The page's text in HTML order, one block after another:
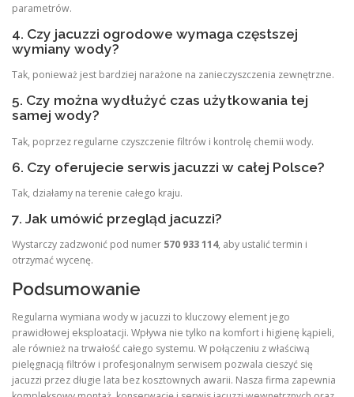
parametrów.
4. Czy jacuzzi ogrodowe wymaga częstszej
wymiany wody?
Tak, ponieważ jest bardziej narażone na zanieczyszczenia zewnętrzne.
5. Czy można wydłużyć czas użytkowania tej
samej wody?
Tak, poprzez regularne czyszczenie filtrów i kontrolę chemii wody.
6. Czy oferujecie serwis jacuzzi w całej Polsce?
Tak, działamy na terenie całego kraju.
7. Jak umówić przegląd jacuzzi?
Wystarczy zadzwonić pod numer 570 933 114, aby ustalić termin i
otrzymać wycenę.
Podsumowanie
Regularna wymiana wody w jacuzzi to kluczowy element jego
prawidłowej eksploatacji. Wpływa nie tylko na komfort i higienę kąpieli,
ale również na trwałość całego systemu. W połączeniu z właściwą
pielęgnacją filtrów i profesjonalnym serwisem pozwala cieszyć się
jacuzzi przez długie lata bez kosztownych awarii. Nasza firma zapewnia